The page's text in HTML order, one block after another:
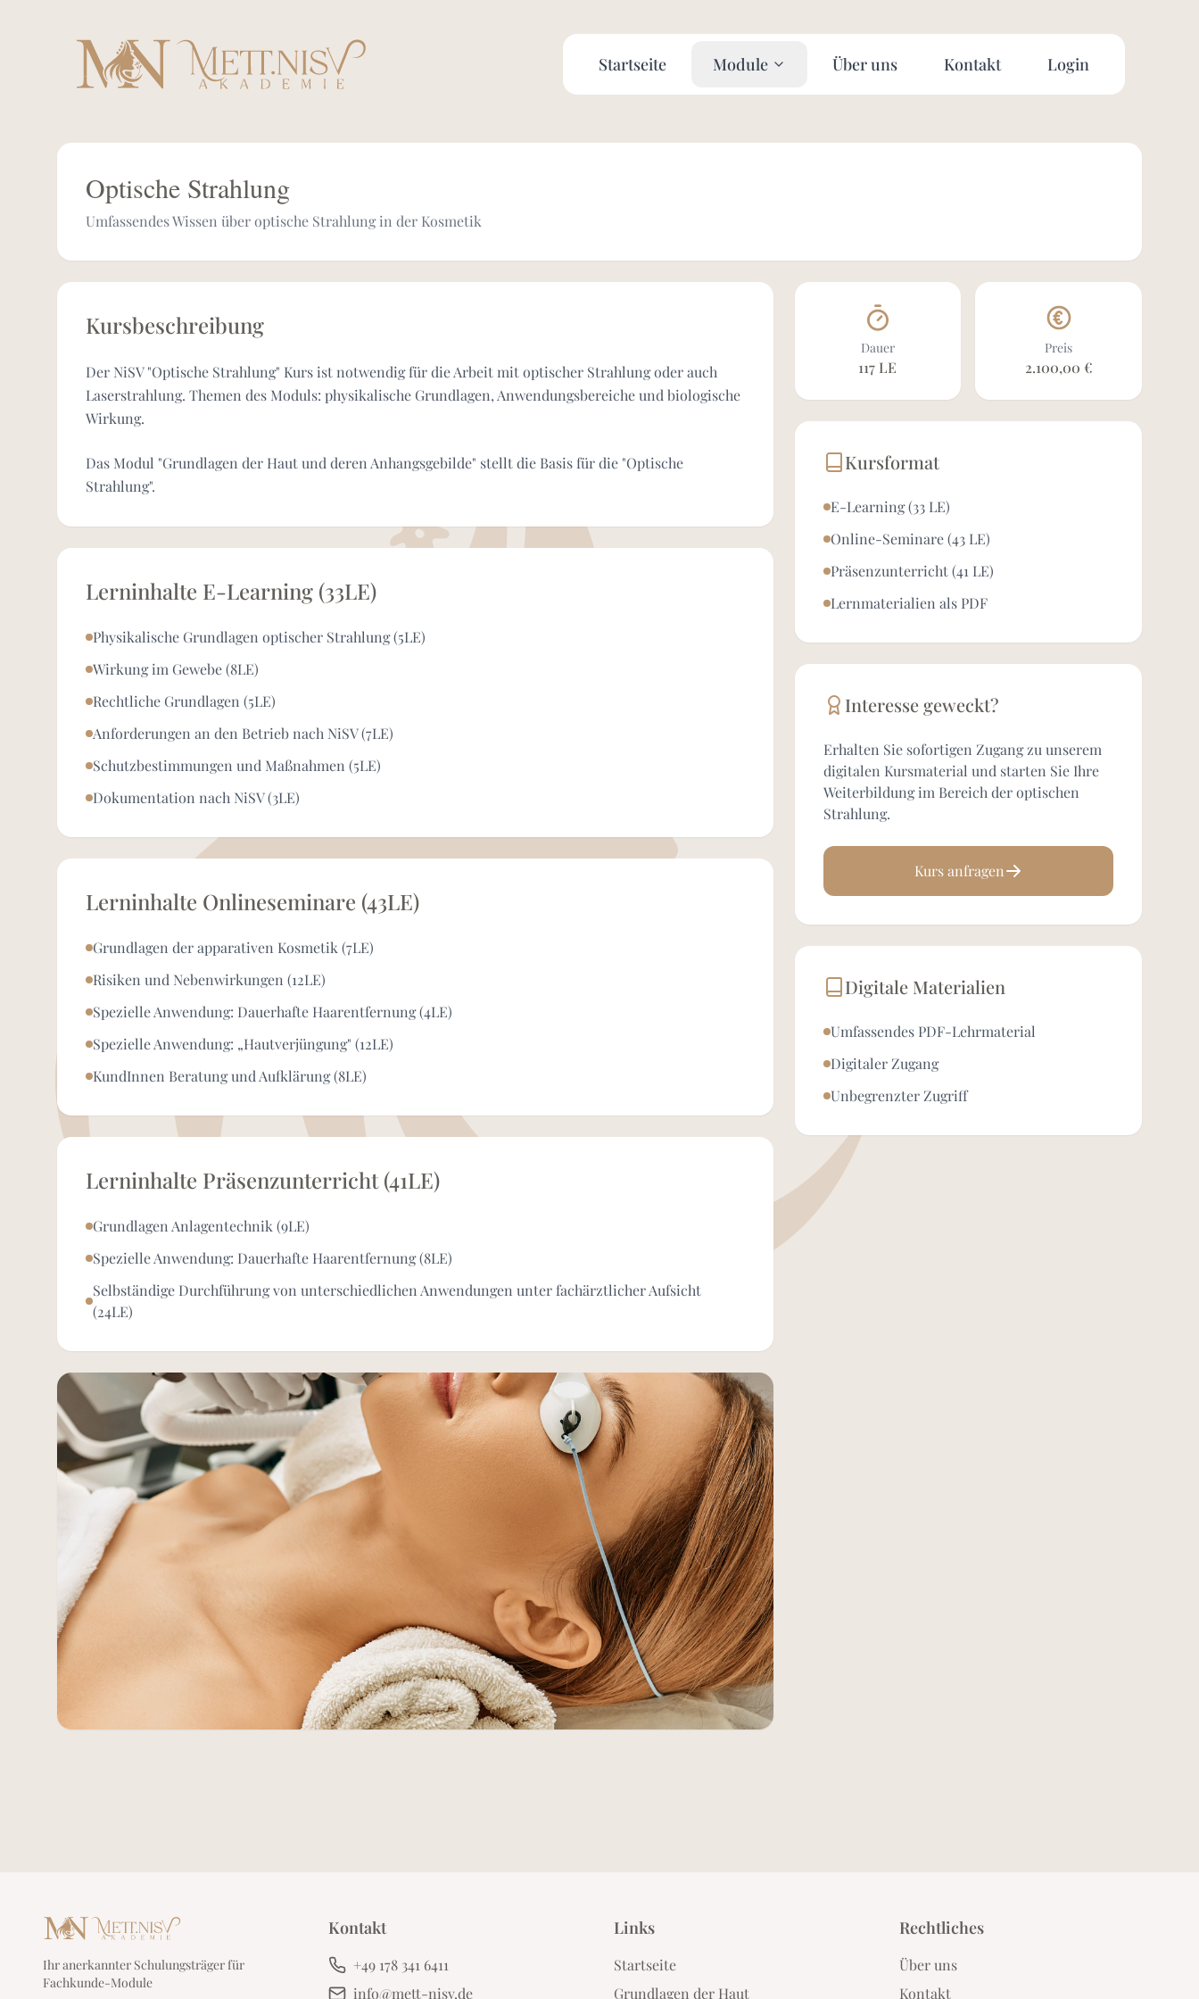
Startseite Module Über uns Kontakt Login
Optische Strahlung
Umfassendes Wissen über optische Strahlung in der Kosmetik
Kursbeschreibung
Der NiSV "Optische Strahlung" Kurs ist notwendig für die Arbeit mit optischer Strahlung oder auch
Laserstrahlung. Themen des Moduls: physikalische Grundlagen, Anwendungsbereiche und biologische
Wirkung.
Das Modul "Grundlagen der Haut und deren Anhangsgebilde" stellt die Basis für die "Optische
Strahlung".
Lerninhalte E-Learning (33LE)
Physikalische Grundlagen optischer Strahlung (5LE)
Wirkung im Gewebe (8LE)
Rechtliche Grundlagen (5LE)
Anforderungen an den Betrieb nach NiSV (7LE)
Schutzbestimmungen und Maßnahmen (5LE)
Dokumentation nach NiSV (3LE)
Lerninhalte Onlineseminare (43LE)
Grundlagen der apparativen Kosmetik (7LE)
Risiken und Nebenwirkungen (12LE)
Spezielle Anwendung: Dauerhafte Haarentfernung (4LE)
Spezielle Anwendung: „Hautverjüngung" (12LE)
KundInnen Beratung und Aufklärung (8LE)
Lerninhalte Präsenzunterricht (41LE)
Grundlagen Anlagentechnik (9LE)
Spezielle Anwendung: Dauerhafte Haarentfernung (8LE)
Selbständige Durchführung von unterschiedlichen Anwendungen unter fachärztlicher Aufsicht
(24LE)
Dauer
117 LE
Preis
2.100,00 €
Kursformat
E-Learning (33 LE)
Online-Seminare (43 LE)
Präsenzunterricht (41 LE)
Lernmaterialien als PDF
Interesse geweckt?
Erhalten Sie sofortigen Zugang zu unserem
digitalen Kursmaterial und starten Sie Ihre
Weiterbildung im Bereich der optischen
Strahlung.
Kurs anfragen
Digitale Materialien
Umfassendes PDF-Lehrmaterial
Digitaler Zugang
Unbegrenzter Zugriff
Ihr anerkannter Schulungsträger für
Fachkunde-Module
Kontakt
+49 178 341 6411
info@mett-nisv.de
Links
Startseite
Grundlagen der Haut
Rechtliches
Über uns
Kontakt